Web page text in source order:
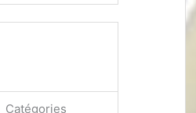
Catégories